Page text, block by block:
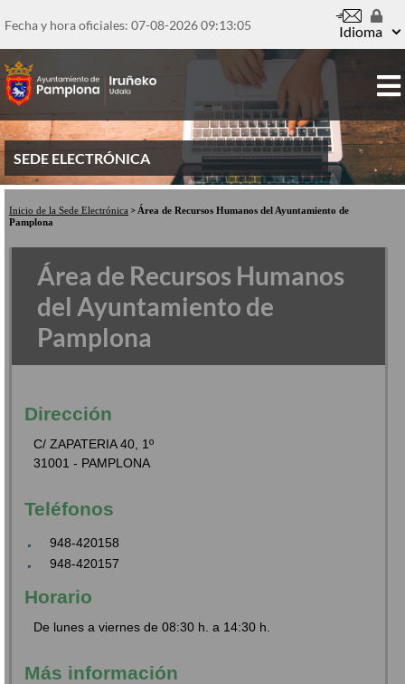
al
principal
Fecha y hora oficiales: 07-08-202609:13:05 Idioma
SEDE ELECTRÓNICA
Inicio de la Sede Electrónica
Área de Recursos Humanos del Ayuntamiento de
Pamplona
Área de Recursos Humanos
del Ayuntamiento de
Pamplona
Dirección
C/ ZAPATERIA 40, 1º
31001 - PAMPLONA
Teléfonos
948-420158
948-420157
Horario
De lunes a viernes de 08:30 h. a 14:30 h.
Más información